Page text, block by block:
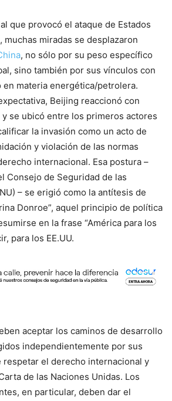
que provocó el ataque de Estados
muchas miradas se desplazaron
, no sólo por su peso específico
sino también por sus vínculos con
en materia energética/petrolera.
Beijing reaccionó con
se ubicó entre los primeros actores
la invasión como un acto de
y violación de las normas
internacional. Esa postura –
Consejo de Seguridad de las
– se erigió como la antítesis de
Donroe”, aquel principio de política
en la frase “América para los
para los EE.UU.
aceptar los caminos de desarrollo
independientemente por sus
respetar el derecho internacional y
de las Naciones Unidas. Los
en particular, deben dar el